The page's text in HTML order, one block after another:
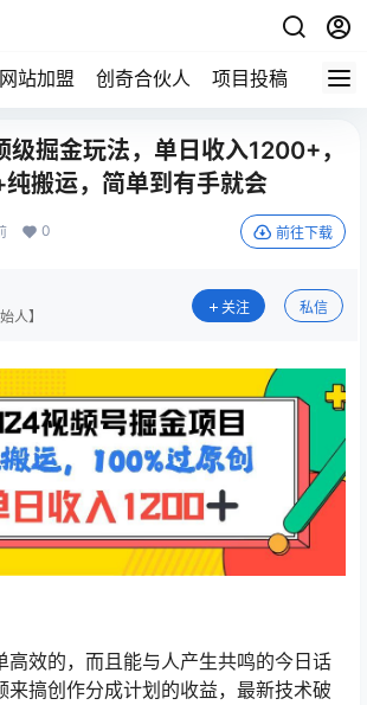
网站加盟 创奇合伙人 项目投稿
掘金玩法，单日收入1200+，
搬运，简单到有手就会
0 前往下载
人】
关注 私信
高效的，而且能与人产生共鸣的今日话
来搞创作分成计划的收益，最新技术破